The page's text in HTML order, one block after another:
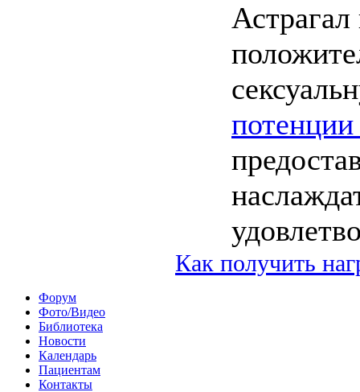
Как получить
Форум
Фото/Видео
Библиотека
Новости
Календарь
Пациентам
Контакты